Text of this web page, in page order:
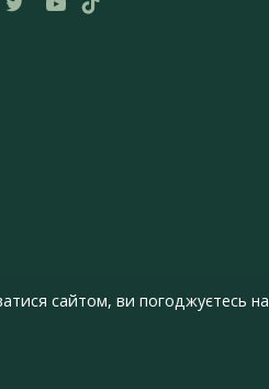
сайтом, ви погоджуєтесь на